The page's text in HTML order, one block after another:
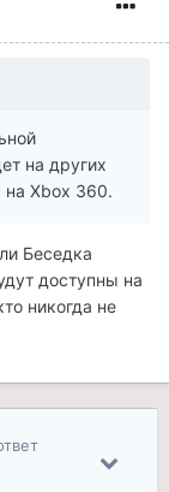
на других
на Xbox 360.
Беседка
доступны на
никогда не